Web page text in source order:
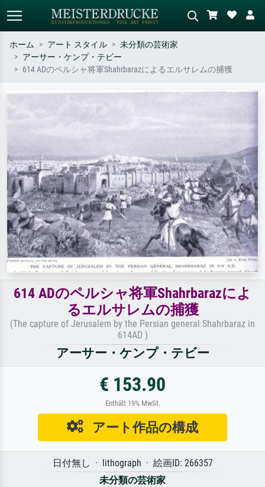
標準検索 AI画像検索
ホーム アート スタイル
未分類の芸術家
アーサー・ケンプ・テビー
614 ADのペルシャ将軍Shahrbarazによるエルサレムの捕獲
614 ADのペルシャ将軍Shahrbarazによ
るエルサレムの捕獲
(The capture of Jerusalem by the Persian general Shahrbaraz in
614AD )
アーサー・ケンプ・テビー
€ 153.90
Enthält 19% MwSt.
アート作品の構成
日付無し · lithograph · 絵画ID: 266357
未分類の芸術家